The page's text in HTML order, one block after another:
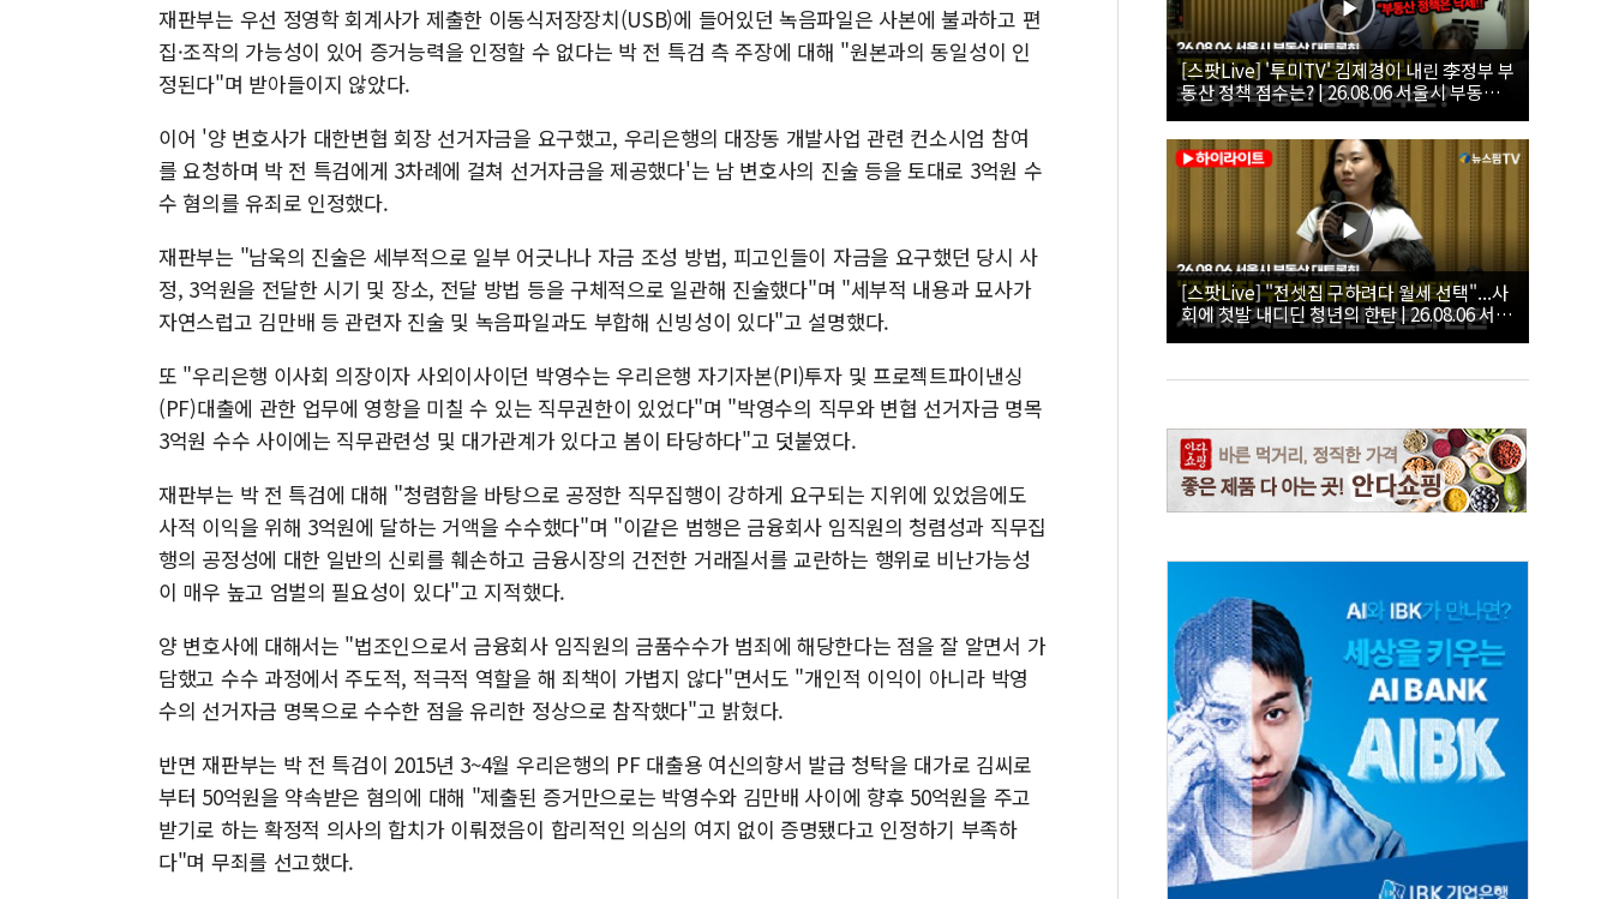
재판부는 우선 정영학 회계사가 제출한 이동식저장장치(USB)에 들어있던 녹음파일은 사본에 불과하고 편
집·조작의 가능성이 있어 증거능력을 인정할 수 없다는 박 전 특검 측 주장에 대해 "원본과의 동일성이 인
정된다"며 받아들이지 않았다.
이어 '양 변호사가 대한변협 회장 선거자금을 요구했고, 우리은행의 대장동 개발사업 관련 컨소시엄 참여
를 요청하며 박 전 특검에게 3차례에 걸쳐 선거자금을 제공했다'는 남 변호사의 진술 등을 토대로 3억원 수
수 혐의를 유죄로 인정했다.
재판부는 "남욱의 진술은 세부적으로 일부 어긋나나 자금 조성 방법, 피고인들이 자금을 요구했던 당시 사
정, 3억원을 전달한 시기 및 장소, 전달 방법 등을 구체적으로 일관해 진술했다"며 "세부적 내용과 묘사가
자연스럽고 김만배 등 관련자 진술 및 녹음파일과도 부합해 신빙성이 있다"고 설명했다.
또 "우리은행 이사회 의장이자 사외이사이던 박영수는 우리은행 자기자본(PI)투자 및 프로젝트파이낸싱
(PF)대출에 관한 업무에 영항을 미칠 수 있는 직무권한이 있었다"며 "박영수의 직무와 변협 선거자금 명목
3억원 수수 사이에는 직무관련성 및 대가관계가 있다고 봄이 타당하다"고 덧붙였다.
재판부는 박 전 특검에 대해 "청렴함을 바탕으로 공정한 직무집행이 강하게 요구되는 지위에 있었음에도
사적 이익을 위해 3억원에 달하는 거액을 수수했다"며 "이같은 범행은 금융회사 임직원의 청렴성과 직무집
행의 공정성에 대한 일반의 신뢰를 훼손하고 금융시장의 건전한 거래질서를 교란하는 행위로 비난가능성
이 매우 높고 엄벌의 필요성이 있다"고 지적했다.
양 변호사에 대해서는 "법조인으로서 금융회사 임직원의 금품수수가 범죄에 해당한다는 점을 잘 알면서 가
담했고 수수 과정에서 주도적, 적극적 역할을 해 죄책이 가볍지 않다"면서도 "개인적 이익이 아니라 박영
수의 선거자금 명목으로 수수한 점을 유리한 정상으로 참작했다"고 밝혔다.
반면 재판부는 박 전 특검이 2015년 3~4월 우리은행의 PF 대출용 여신의향서 발급 청탁을 대가로 김씨로
부터 50억원을 약속받은 혐의에 대해 "제출된 증거만으로는 박영수와 김만배 사이에 향후 50억원을 주고
받기로 하는 확정적 의사의 합치가 이뤄졌음이 합리적인 의심의 여지 없이 증명됐다고 인정하기 부족하
다"며 무죄를 선고했다.
[스팟Live] '투미TV' 김제경이 내린 李정부 부
동산 정책 점수는? | 26.08.06 서울시 부동산
대토론회
[스팟Live] "전셋집 구하려다 월세 선택"...사
회에 첫발 내디딘 청년의 한탄 | 26.08.06 서울
시 부동산 대토론회